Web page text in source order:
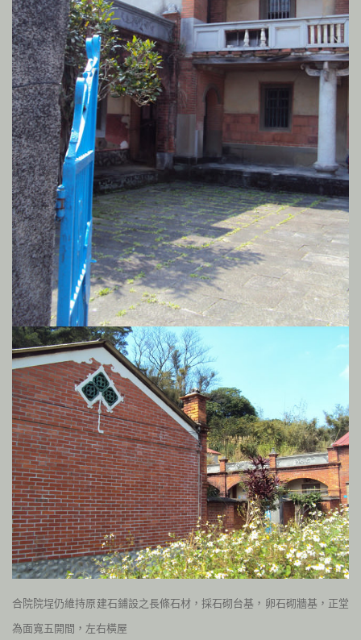
合院院埕仍維持原建石鋪設之長條石材，採石砌台基，卵石砌牆基，正堂
為面寬五開間，左右橫屋